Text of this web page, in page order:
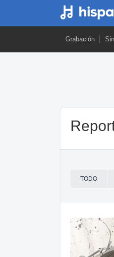
Grabación
TODO